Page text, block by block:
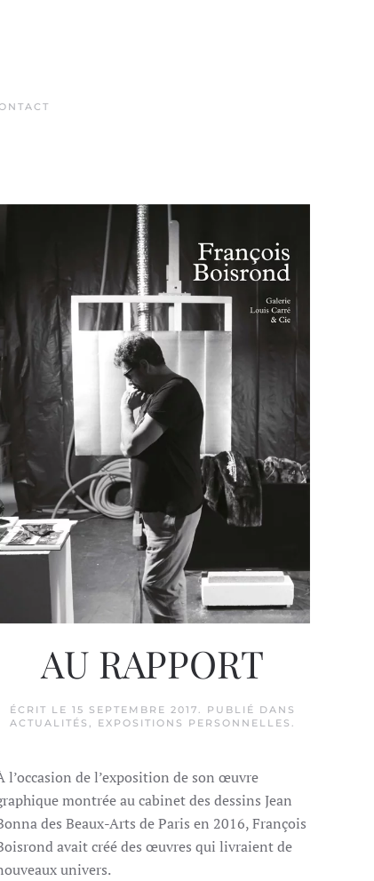
AU RAPPORT
ÉCRIT LE 15 SEPTEMBRE 2017. PUBLIÉ DANS
ACTUALITÉS , EXPOSITIONS PERSONNELLES .
l’occasion de l’exposition de son œuvre
montrée au cabinet des dessins Jean
des Beaux-Arts de Paris en 2016, François
avait créé des œuvres qui livraient de
univers.